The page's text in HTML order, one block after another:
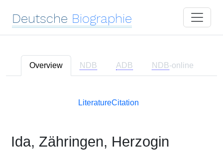
Deutsche Biographie
Overview NDB ADB NDB-online
LiteratureCitation
Ida, Zähringen, Herzogin